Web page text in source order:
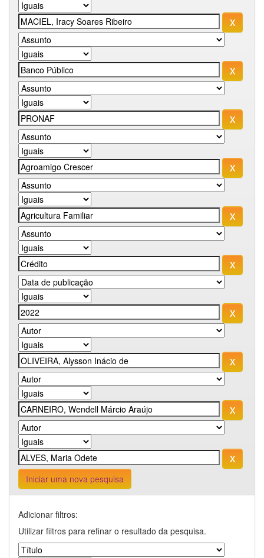
Iniciar uma nova pesquisa
Adicionar filtros:
Utilizar filtros para refinar o resultado da pesquisa.